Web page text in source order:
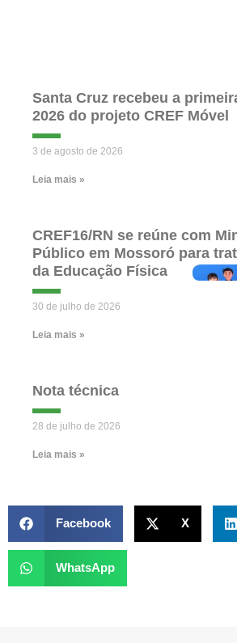
Santa Cruz recebeu a
2026 do projeto CREF Móvel
3 de agosto de 2026
Leia mais »
CREF16/RN se reúne com
Público em Mossoró para
da Educação Física
30 de julho de 2026
Leia mais »
Nota técnica
28 de julho de 2026
Leia mais »
Facebook X
WhatsApp